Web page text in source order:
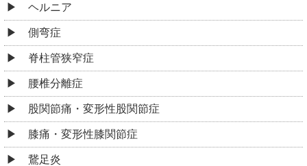
ヘルニア
側弯症
脊柱管狭窄症
腰椎分離症
股関節痛・変形性股関節症
膝痛・変形性膝関節症
鵞足炎